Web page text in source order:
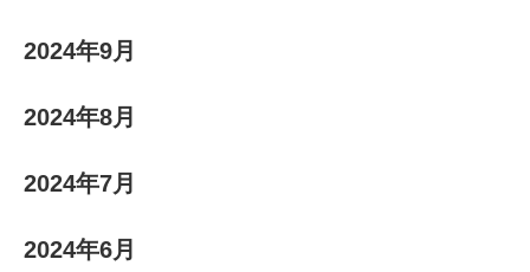
2024年9月
2024年8月
2024年7月
2024年6月